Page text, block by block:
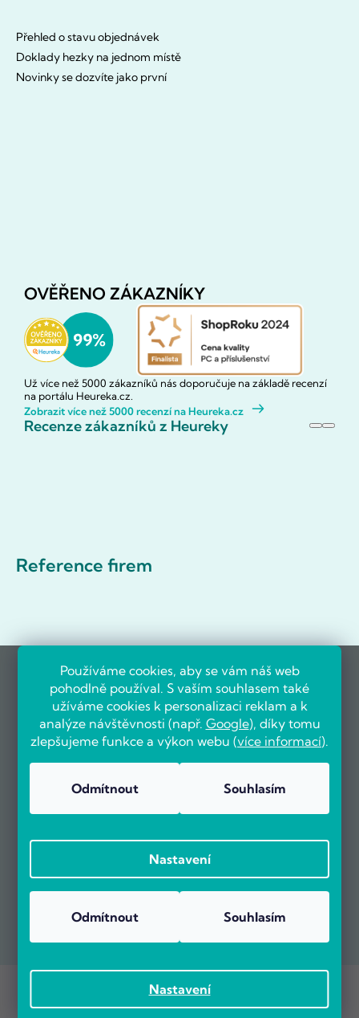
Používáme cookies, aby se vám náš web
pohodlně používal. S vaším souhlasem také
užíváme cookies k personalizaci reklam a k
analýze návštěvnosti (např. Google), díky tomu
zlepšujeme funkce a výkon webu (více informací).
Nastavení
Odmítnout Souhlasím
Nastavení
Odmítnout Souhlasím
Přehled o stavu objednávek
Doklady hezky na jednom místě
Novinky se dozvíte jako první
OVĚŘENO ZÁKAZNÍKY
Už více než 5000 zákazníků nás doporučuje na základě recenzí
na portálu Heureka.cz.
Zobrazit více než 5000 recenzí na Heureka.cz
Recenze zákazníků z Heureky
Reference firem
Vytvořil Shoptet Premium
POČÍTÁRNA.CZ . Všechna práva vyhrazena.